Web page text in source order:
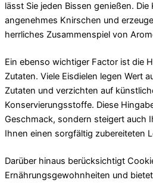
lässt Sie jeden Bissen genießen.
angenehmes Knirschen und
herrliches Zusammenspiel von
Ein ebenso wichtiger Factor ist die
Zutaten. Viele Eisdielen legen Wert
Zutaten und verzichten auf
Konservierungsstoffe. Diese
Geschmack, sondern steigert auch
Ihnen einen sorgfältig zubereiteten
Darüber hinaus berücksichtigt
Ernährungsgewohnheiten und